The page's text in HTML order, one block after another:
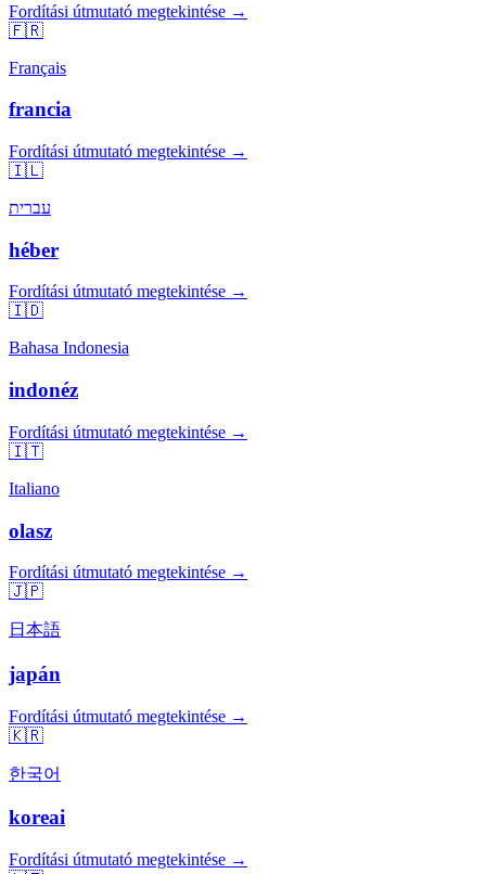
Fordítási útmutató megtekintése →
🇫🇷
Français
francia
Fordítási útmutató megtekintése →
🇮🇱
עברית
héber
Fordítási útmutató megtekintése →
🇮🇩
Bahasa Indonesia
indonéz
Fordítási útmutató megtekintése →
🇮🇹
Italiano
olasz
Fordítási útmutató megtekintése →
🇯🇵
日本語
japán
Fordítási útmutató megtekintése →
🇰🇷
한국어
koreai
Fordítási útmutató megtekintése →